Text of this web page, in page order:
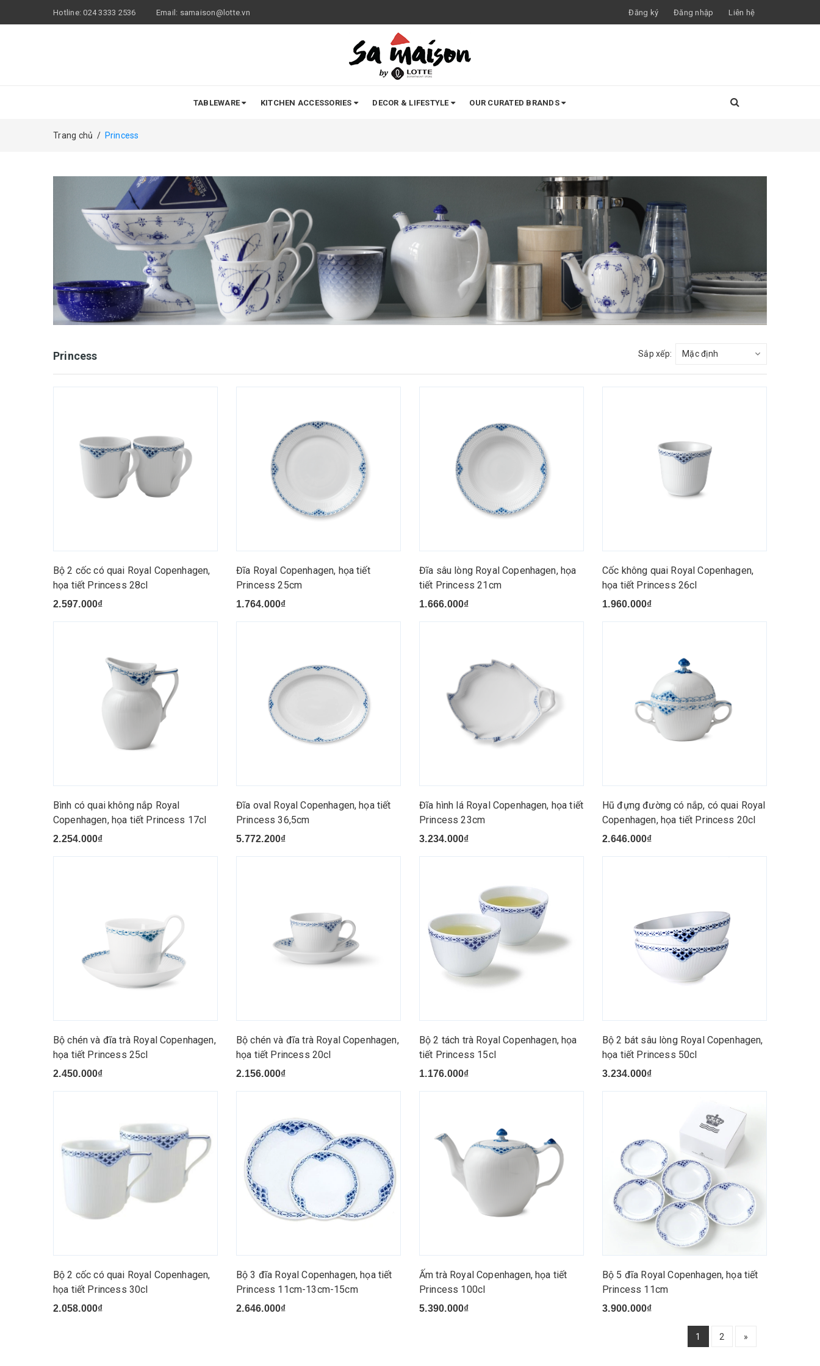
Hotline:024 3333 2536 Email: samaison@lotte.vn Đăng ký Đăng nhập Liên hệ
TABLEWARE KITCHEN ACCESSORIES DECOR & LIFESTYLE OUR CURATED BRANDS
Trang chủ / Princess
Princess Sắp xếp:
Bộ 2 cốc có quai Royal Copenhagen,
họa tiết Princess 28cl
2.597.000₫
Đĩa Royal Copenhagen, họa tiết
Princess 25cm
1.764.000₫
Đĩa sâu lòng Royal Copenhagen, họa
tiết Princess 21cm
1.666.000₫
Cốc không quai Royal Copenhagen,
họa tiết Princess 26cl
1.960.000₫
Bình có quai không nắp Royal
Copenhagen, họa tiết Princess 17cl
2.254.000₫
Đĩa oval Royal Copenhagen, họa tiết
Princess 36,5cm
5.772.200₫
Đĩa hình lá Royal Copenhagen, họa tiết
Princess 23cm
3.234.000₫
Hũ đựng đường có nắp, có quai Royal
Copenhagen, họa tiết Princess 20cl
2.646.000₫
Bộ chén và đĩa trà Royal Copenhagen,
họa tiết Princess 25cl
2.450.000₫
Bộ chén và đĩa trà Royal Copenhagen,
họa tiết Princess 20cl
2.156.000₫
Bộ 2 tách trà Royal Copenhagen, họa
tiết Princess 15cl
1.176.000₫
Bộ 2 bát sâu lòng Royal Copenhagen,
họa tiết Princess 50cl
3.234.000₫
Bộ 2 cốc có quai Royal Copenhagen,
họa tiết Princess 30cl
2.058.000₫
Bộ 3 đĩa Royal Copenhagen, họa tiết
Princess 11cm-13cm-15cm
2.646.000₫
Ấm trà Royal Copenhagen, họa tiết
Princess 100cl
5.390.000₫
Bộ 5 đĩa Royal Copenhagen, họa tiết
Princess 11cm
3.900.000₫
1 2 »